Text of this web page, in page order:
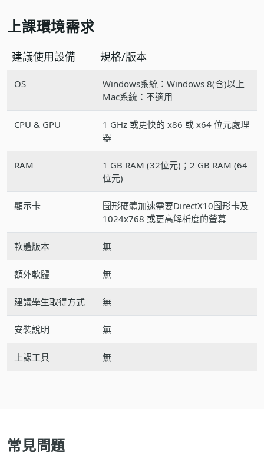
上課環境需求
建議使用設備 規格/版本
OS
Windows系統：Windows 8(含)以上
Mac系統：不適用
CPU & GPU
1 GHz 或更快的 x86 或 x64 位元處理
器
RAM
1 GB RAM (32位元)；2 GB RAM (64
位元)
顯示卡
圖形硬體加速需要DirectX10圖形卡及
1024x768 或更高解析度的螢幕
軟體版本 無
額外軟體 無
建議學生取得方式 無
安裝說明 無
上課工具 無
常見問題